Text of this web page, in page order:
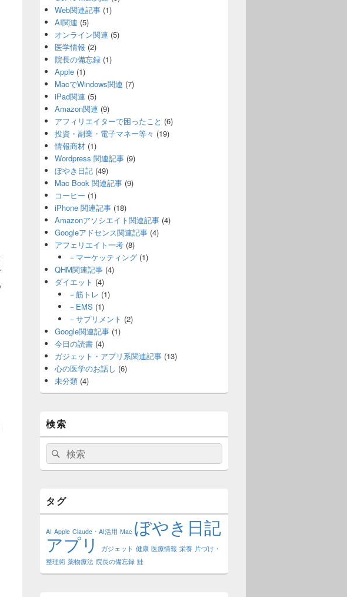
Web関連記事 (1)
AI関連 (5)
オンライン関連 (5)
医学情報 (2)
院長の備忘録 (1)
Apple (1)
MacでWindows関連 (7)
iPad関連 (5)
Amazon関連 (9)
アフィリエイターで困ったこと (6)
投資・副業・電子マネー等々 (19)
情報商材 (1)
Wordpress 関連記事 (9)
ぼやき日記 (49)
Mac Book 関連記事 (9)
コーヒー (1)
iPhone 関連記事 (18)
Amazonアソシエイト関連記事 (4)
Googleアドセンス関連記事 (4)
アフェリエイト一考 (8)
－マーケッティング(1)
QHM関連記事 (4)
ダイエット (4)
－筋トレ (1)
－EMS (1)
－サプリメント (2)
Google関連記事 (1)
今日の読書 (4)
ガジェット・アプリ系関連記事 (13)
心の医学のお話し (6)
未分類 (4)
検索
検
索:
検
索
タグ
AI Apple Claude・AI活用 Mac ぼやき日記
アプリ ガジェット 健康 医療情報 栄養 片づけ・
整理術 薬物療法 院長の備忘録 鮭